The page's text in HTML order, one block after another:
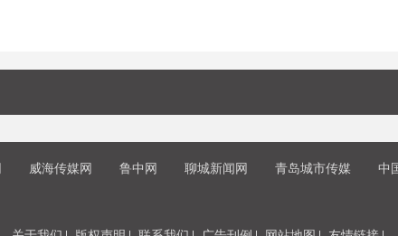
威海传媒网 鲁中网 聊城新闻网 青岛城市传媒 中